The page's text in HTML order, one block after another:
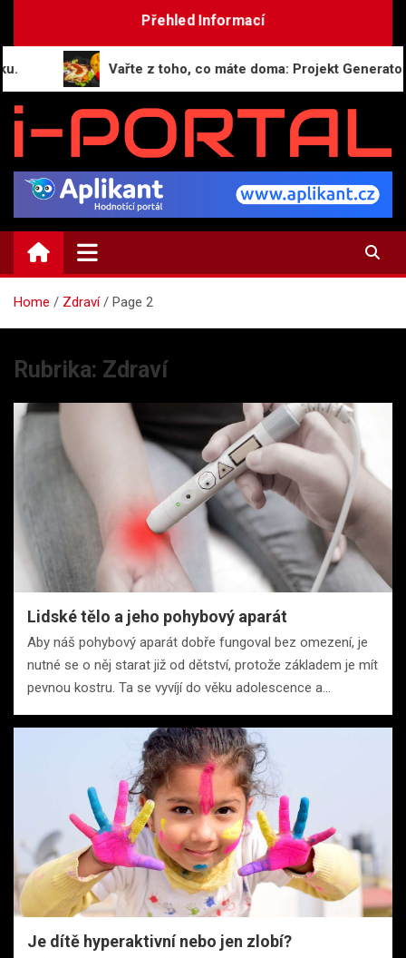
Přehled Informací
Vařte z toho, co máte doma: Projekt
i-PORTAL.CZ
Public relations | Informační portál
Home Zdraví Page 2
Rubrika: Zdraví
Lidské tělo a jeho pohybový aparát
Aby náš pohybový aparát dobře fungoval bez omezení, je
nutné se o něj starat již od dětství, protože základem je mít
pevnou kostru. Ta se vyvíjí do věku adolescence a…
Je dítě hyperaktivní nebo jen zlobí?